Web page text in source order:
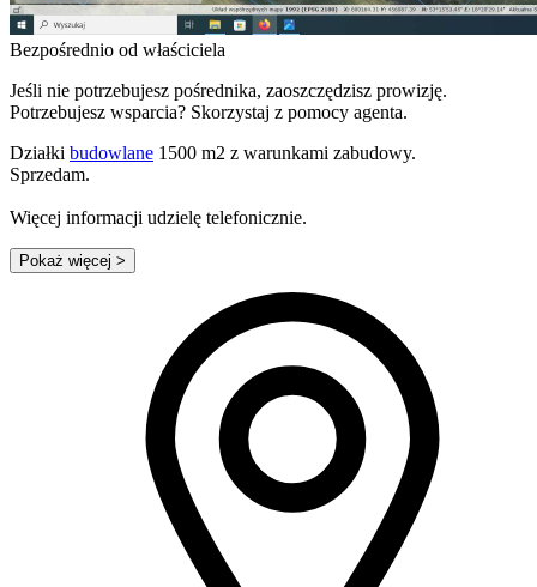
Bezpośrednio od właściciela
Jeśli nie potrzebujesz pośrednika, zaoszczędzisz prowizję.
Potrzebujesz wsparcia? Skorzystaj z pomocy agenta.
Działki budowlane 1500 m2 z warunkami zabudowy.
Sprzedam.
Więcej informacji udzielę telefonicznie.
Pokaż więcej >